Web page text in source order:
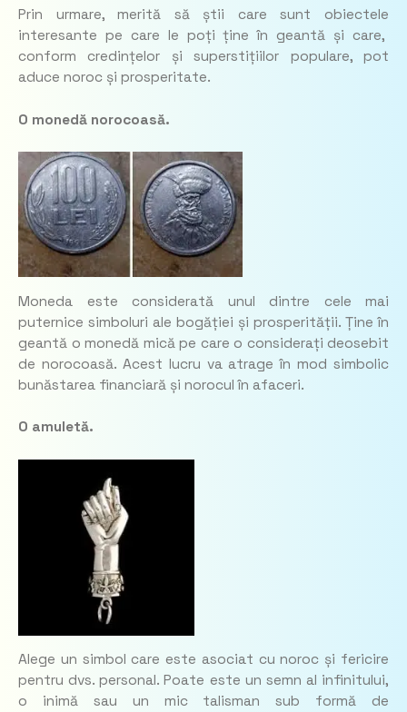
Prin urmare, merită să știi care sunt obiectele
interesante pe care le poți ține în geantă și care,
conform credințelor și superstițiilor populare, pot
aduce noroc și prosperitate.
O monedă norocoasă.
Moneda este considerată unul dintre cele mai
puternice simboluri ale bogăției și prosperității. Ține în
geantă o monedă mică pe care o considerați deosebit
de norocoasă. Acest lucru va atrage în mod simbolic
bunăstarea financiară și norocul în afaceri.
O amuletă.
Alege un simbol care este asociat cu noroc și fericire
pentru dvs. personal. Poate este un semn al infinitului,
o inimă sau un mic talisman sub formă de